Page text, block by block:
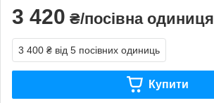
3 420 ₴/посівна одиниця
3 400 ₴ від 5 посівних одиниць
Купити